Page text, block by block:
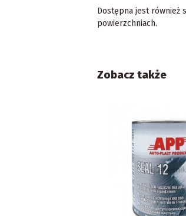
Dostępna jest również
powierzchniach.
Zobacz także